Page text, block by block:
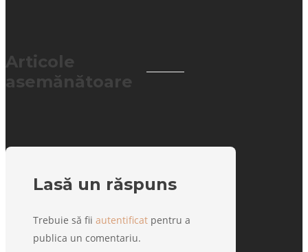
Articole
asemănătoare
Lasă un răspuns
Trebuie să fii autentificat pentru a
publica un comentariu.